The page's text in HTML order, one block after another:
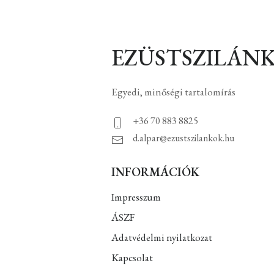
Egyedi, minőségi tartalomírás
+36 70 883 8825
d.alpar@ezustszilankok.hu
INFORMÁCIÓK
Impresszum
ÁSZF
Adatvédelmi nyilatkozat
Kapcsolat